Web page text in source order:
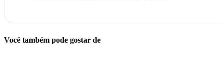
Você também pode gostar de